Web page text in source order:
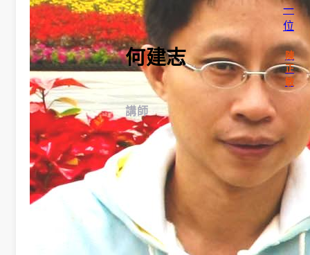
動
榮
榜
獎
助
學
何建志
講師
一
位
陳
正
敏